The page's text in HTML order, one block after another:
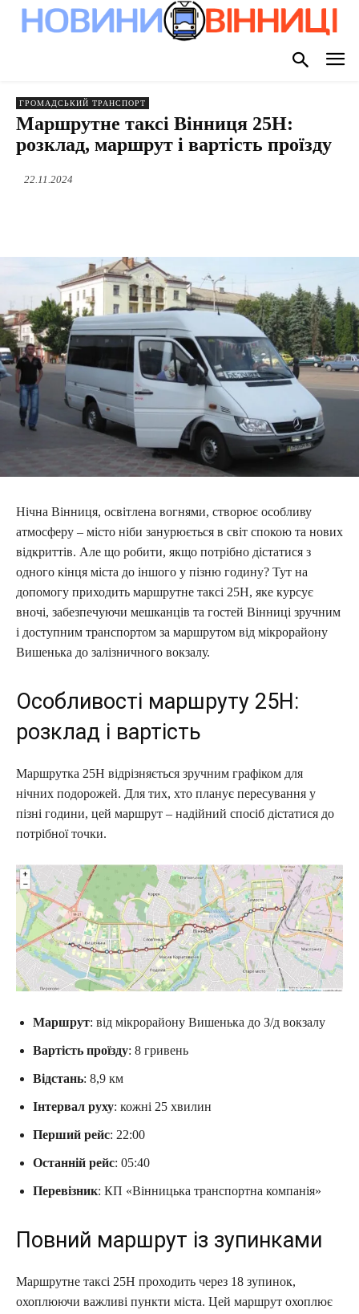
ГРОМАДСЬКИЙ ТРАНСПОРТ
Маршрутне таксі Вінниця 25Н:
розклад, маршрут і вартість проїзду
22.11.2024
Нічна Вінниця, освітлена вогнями, створює особливу
атмосферу – місто ніби занурюється в світ спокою та нових
відкриттів. Але що робити, якщо потрібно дістатися з
одного кінця міста до іншого у пізню годину? Тут на
допомогу приходить маршрутне таксі 25Н, яке курсує
вночі, забезпечуючи мешканців та гостей Вінниці зручним
і доступним транспортом за маршрутом від мікрорайону
Вишенька до залізничного вокзалу.
Особливості маршруту 25Н:
розклад і вартість
Маршрутка 25Н відрізняється зручним графіком для
нічних подорожей. Для тих, хто планує пересування у
пізні години, цей маршрут – надійний спосіб дістатися до
потрібної точки.
Маршрут: від мікрорайону Вишенька до З/д вокзалу
Вартість проїзду: 8 гривень
Відстань: 8,9 км
Інтервал руху: кожні 25 хвилин
Перший рейс: 22:00
Останній рейс: 05:40
Перевізник: КП «Вінницька транспортна компанія»
Повний маршрут із зупинками
Маршрутне таксі 25Н проходить через 18 зупинок,
охоплюючи важливі пункти міста. Цей маршрут охоплює